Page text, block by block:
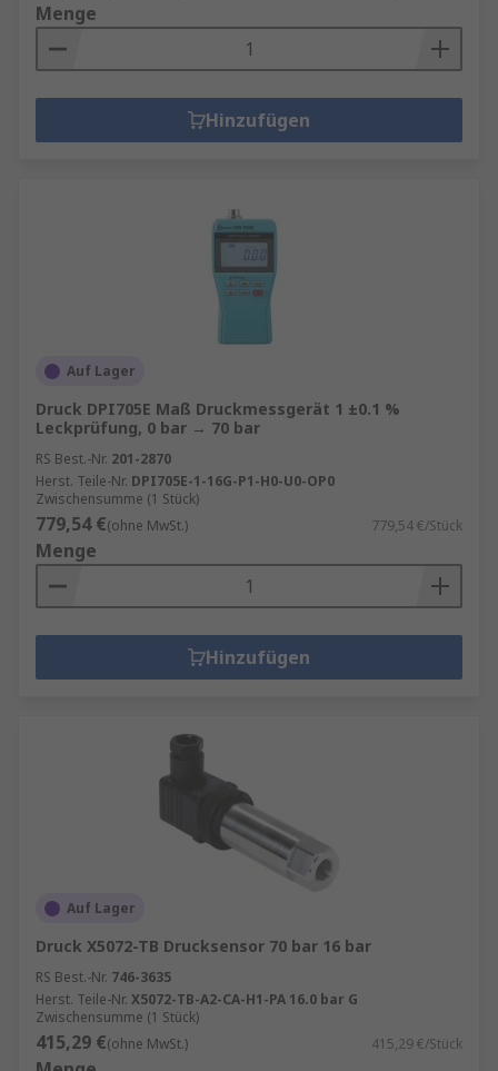
Menge
Hinzufügen
Auf Lager
Druck DPI705E Maß Druckmessgerät 1 ±0.1 %
Leckprüfung, 0 bar → 70 bar
RS Best.-Nr. 201-2870
Herst. Teile-Nr. DPI705E-1-16G-P1-H0-U0-OP0
Zwischensumme (1 Stück)
779,54 €(ohne MwSt.) 779,54 €/Stück
Menge
Hinzufügen
Auf Lager
Druck X5072-TB Drucksensor 70 bar 16 bar
RS Best.-Nr. 746-3635
Herst. Teile-Nr. X5072-TB-A2-CA-H1-PA 16.0 bar G
Zwischensumme (1 Stück)
415,29 €(ohne MwSt.) 415,29 €/Stück